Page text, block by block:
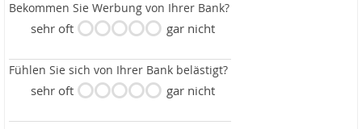
Bekommen Sie Werbung von Ihrer Bank?
sehr oft gar nicht
Fühlen Sie sich von Ihrer Bank belästigt?
sehr oft gar nicht